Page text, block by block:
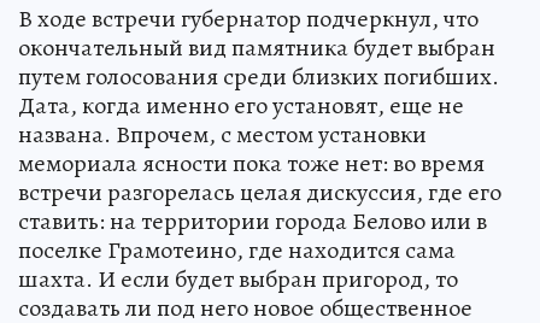
В ходе встречи губернатор подчеркнул, что
окончательный вид памятника будет выбран
путем голосования среди близких погибших.
Дата, когда именно его установят, еще не
названа. Впрочем, с местом установки
мемориала ясности пока тоже нет: во время
встречи разгорелась целая дискуссия, где его
ставить: на территории города Белово или в
поселке Грамотеино, где находится сама
шахта. И если будет выбран пригород, то
создавать ли под него новое общественное